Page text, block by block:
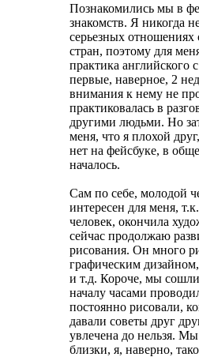
Познакомились мы в
знакомств. Я никогда
серьезных
стран, поэтому для
практика английского
первые, наверное, 2
внимания к нему не
практиковалась в
другими людьми. Но
меня, что я плохой
нет на фейсбуке, в
началось.
Сам по себе, молодой
интересен для меня,
человек, окончила
сейчас продолжаю
рисования. Он много
графическим
и т.д. Короче, мы
началу часами
постоянно рисовали,
давали советы друг
увлечена до нельзя.
близки, я, наверно,